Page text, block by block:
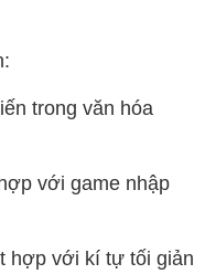
trong văn hóa
với game nhập
hợp với kí tự tối giản